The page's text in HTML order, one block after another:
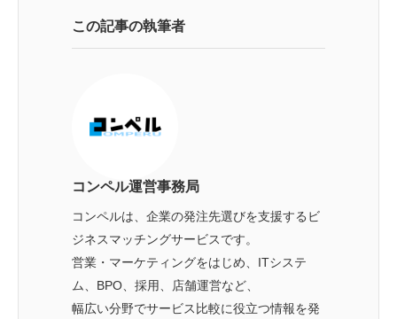
この記事の執筆者
コンペル運営事務局
コンペルは、企業の発注先選びを支援するビ
ジネスマッチングサービスです。
営業・マーケティングをはじめ、ITシステ
ム、BPO、採用、店舗運営など、
幅広い分野でサービス比較に役立つ情報を発